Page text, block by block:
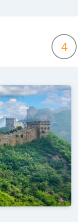
4